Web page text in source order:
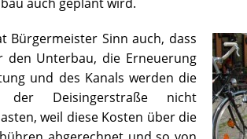
Bürgermeister Sinn auch, dass
den Unterbau, die Erneuerung
und des Kanals werden die
Deisingerstraße nicht
weil diese Kosten über die